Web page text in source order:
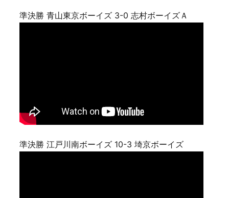
準決勝 青山東京ボーイズ 3-0 志村ボーイズＡ
準決勝 江戸川南ボーイズ 10-3 埼京ボーイズ